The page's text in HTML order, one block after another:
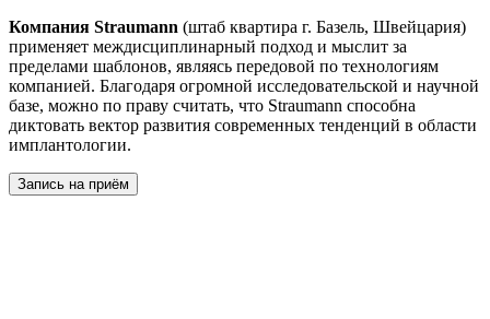
Компания Straumann (штаб квартира г. Базель, Швейцария)
применяет междисциплинарный подход и мыслит за
пределами шаблонов, являясь передовой по технологиям
компанией. Благодаря огромной исследовательской и научной
базе, можно по праву считать, что Straumann способна
диктовать вектор развития современных тенденций в области
имплантологии.
Запись на приём